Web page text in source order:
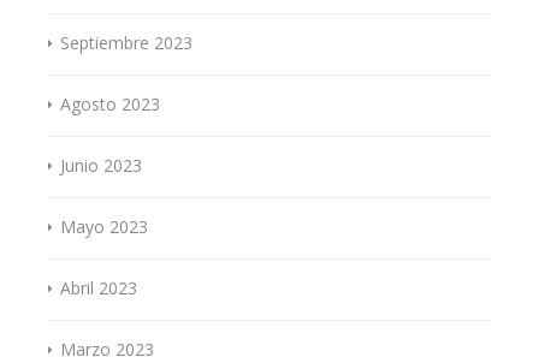
Septiembre 2023
Agosto 2023
Junio 2023
Mayo 2023
Abril 2023
Marzo 2023